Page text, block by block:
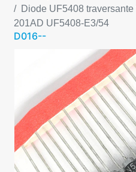
Diode UF5408
201AD UF5408-E3/54
D016--